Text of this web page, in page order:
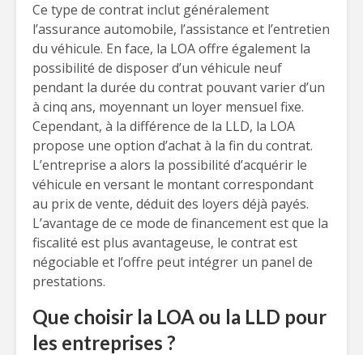
Ce type de contrat inclut généralement
l’assurance automobile, l’assistance et l’entretien
du véhicule. En face, la LOA offre également la
possibilité de disposer d’un véhicule neuf
pendant la durée du contrat pouvant varier d’un
à cinq ans, moyennant un loyer mensuel fixe.
Cependant, à la différence de la LLD, la LOA
propose une option d’achat à la fin du contrat.
L’entreprise a alors la possibilité d’acquérir le
véhicule en versant le montant correspondant
au prix de vente, déduit des loyers déjà payés.
L’avantage de ce mode de financement est que la
fiscalité est plus avantageuse, le contrat est
négociable et l’offre peut intégrer un panel de
prestations.
Que choisir la LOA ou la LLD pour
les entreprises ?